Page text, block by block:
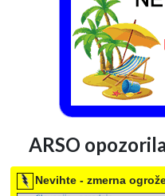
ARSO
Nevihte - zmerna